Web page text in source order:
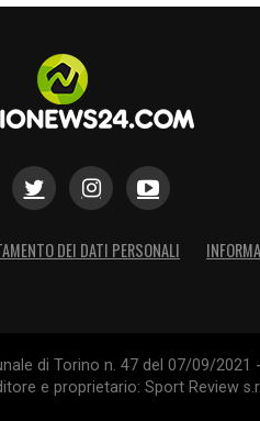
di averlo lì, a un
DEI DATI PERSONALI
di Torino n. 47 del 07/09/
e proprietario: Sport Review